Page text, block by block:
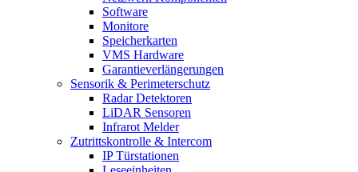
Software
Monitore
Speicherkarten
VMS Hardware
Garantieverlängerungen
Sensorik & Perimeterschutz
Radar Detektoren
LiDAR Sensoren
Infrarot Melder
Zutrittskontrolle & Intercom
IP Türstationen